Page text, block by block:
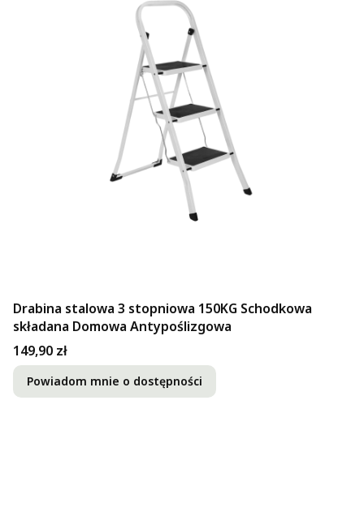
Drabina stalowa 3 stopniowa 150KG Schodkowa
składana Domowa Antypoślizgowa
Cena
149,90 zł
Powiadom mnie o dostępności